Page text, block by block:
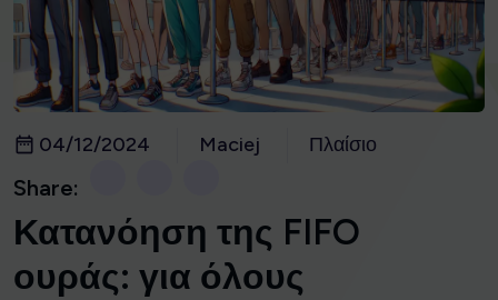
04/12/2024 Maciej Πλαίσιο
Share:
Κατανόηση της FIFO
ουράς: για όλους